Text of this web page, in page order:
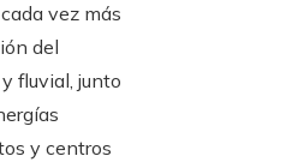
vez más
del
fluvial, junto
y centros